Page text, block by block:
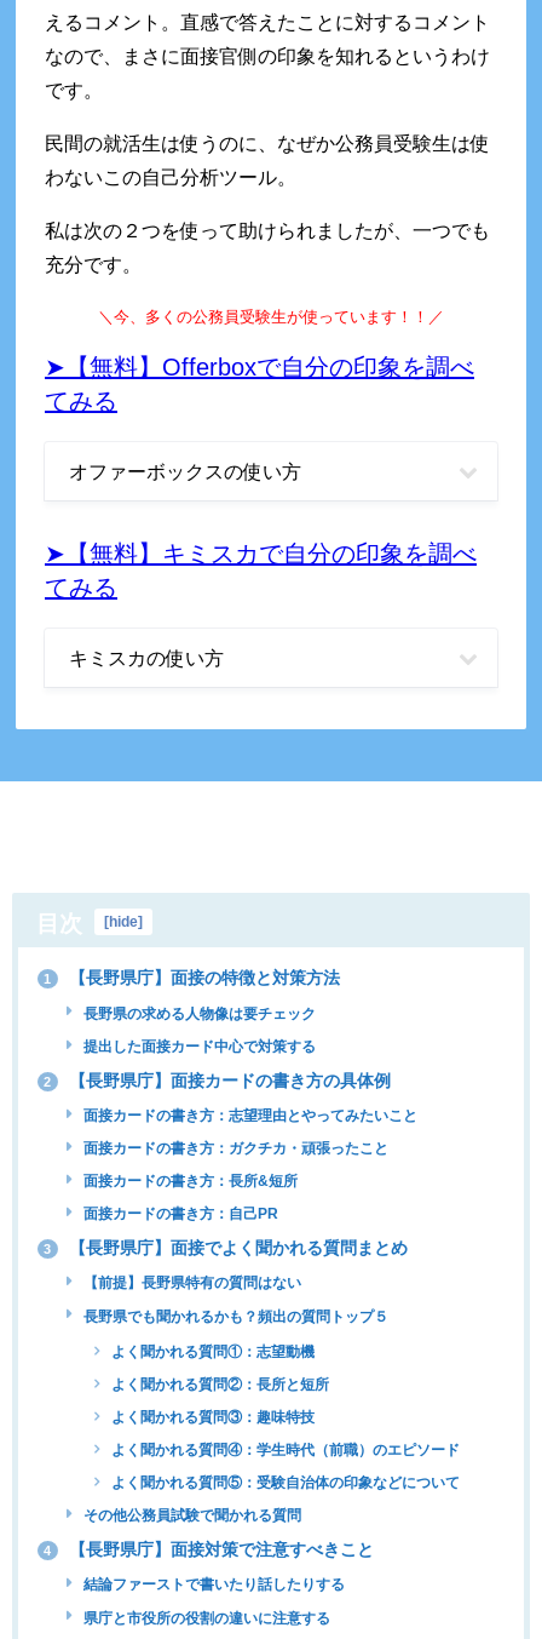
えるコメント。直感で答えたことに対するコメント
なので、まさに面接官側の印象を知れるというわけ
です。
民間の就活生は使うのに、なぜか公務員受験生は使
わないこの自己分析ツール。
私は次の２つを使って助けられましたが、一つでも
充分です。
＼ 今、多くの公務員受験生が使っています！！ ／
➤【無料】Offerboxで自分の印象を調べ
てみる
オファーボックスの使い方
➤【無料】キミスカで自分の印象を調べ
てみる
キミスカの使い方
目次 [hide]
1 【長野県庁】面接の特徴と対策方法
長野県の求める人物像は要チェック
提出した面接カード中心で対策する
2 【長野県庁】面接カードの書き方の具体例
面接カードの書き方：志望理由とやってみたいこと
面接カードの書き方：ガクチカ・頑張ったこと
面接カードの書き方：長所&短所
面接カードの書き方：自己PR
3 【長野県庁】面接でよく聞かれる質問まとめ
【前提】長野県特有の質問はない
長野県でも聞かれるかも？頻出の質問トップ５
よく聞かれる質問①：志望動機
よく聞かれる質問②：長所と短所
よく聞かれる質問③：趣味特技
よく聞かれる質問④：学生時代（前職）のエピソード
よく聞かれる質問⑤：受験自治体の印象などについて
その他公務員試験で聞かれる質問
4 【長野県庁】面接対策で注意すべきこと
結論ファーストで書いたり話したりする
県庁と市役所の役割の違いに注意する